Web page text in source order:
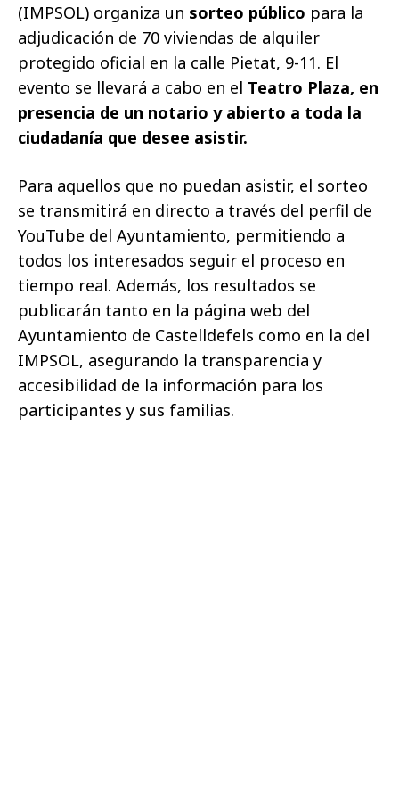
(IMPSOL) organiza un sorteo público para la
adjudicación de 70 viviendas de alquiler
protegido oficial en la calle Pietat, 9-11. El
evento se llevará a cabo en el Teatro Plaza, en
presencia de un notario y abierto a toda la
ciudadanía que desee asistir.
Para aquellos que no puedan asistir, el sorteo
se transmitirá en directo a través del perfil de
YouTube del Ayuntamiento, permitiendo a
todos los interesados seguir el proceso en
tiempo real. Además, los resultados se
publicarán tanto en la página web del
Ayuntamiento de Castelldefels como en la del
IMPSOL, asegurando la transparencia y
accesibilidad de la información para los
participantes y sus familias.